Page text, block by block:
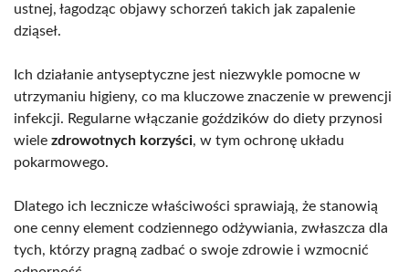
ustnej, łagodząc objawy schorzeń takich jak zapalenie
dziąseł.
Ich działanie antyseptyczne jest niezwykle pomocne w
utrzymaniu higieny, co ma kluczowe znaczenie w prewencji
infekcji. Regularne włączanie goździków do diety przynosi
wiele zdrowotnych korzyści, w tym ochronę układu
pokarmowego.
Dlatego ich lecznicze właściwości sprawiają, że stanowią
one cenny element codziennego odżywiania, zwłaszcza dla
tych, którzy pragną zadbać o swoje zdrowie i wzmocnić